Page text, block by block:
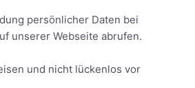
persönlicher Daten bei
unserer Webseite abrufen.
und nicht lückenlos vor